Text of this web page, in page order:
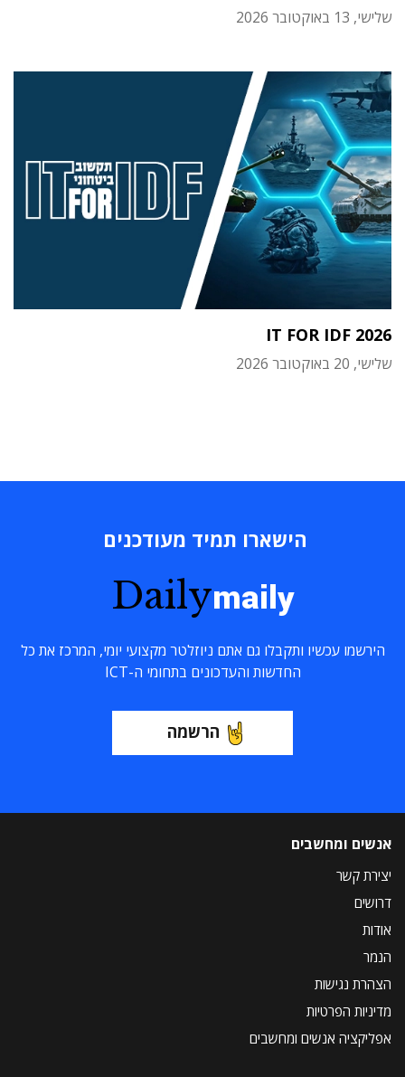
שלישי, 13 באוקטובר 2026
IT FOR IDF 2026
שלישי, 20 באוקטובר 2026
הישארו תמיד מעודכנים
Dailymaily
הירשמו עכשיו ותקבלו גם אתם ניוזלטר מקצועי יומי, המרכז את כל
החדשות והעדכונים בתחומי ה-ICT
הרשמה
אנשים ומחשבים
יצירת קשר
דרושים
אודות
הנמר
הצהרת נגישות
מדיניות הפרטיות
אפליקציה אנשים ומחשבים